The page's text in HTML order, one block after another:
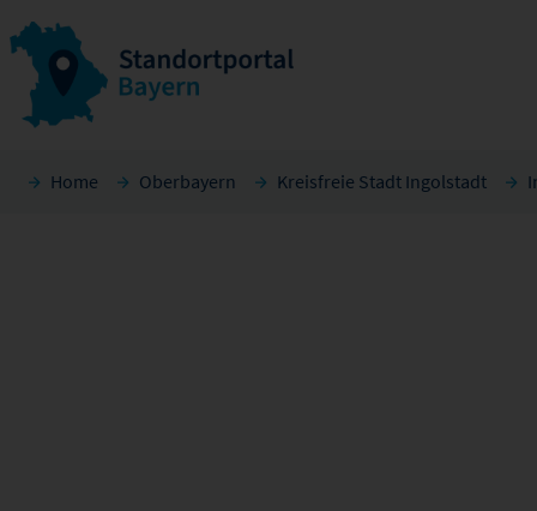
Home Oberbayern Kreisfreie Stadt Ingolstadt